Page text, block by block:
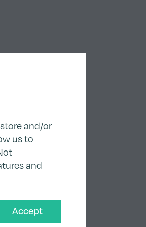
and/or
us to
and
Accept